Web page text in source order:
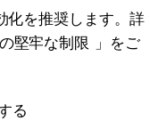
化を推奨します。詳
堅牢な制限
」をご
る